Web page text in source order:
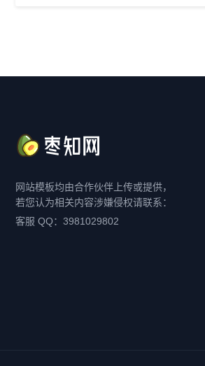
网站模板均由合作伙伴上传或提供，
若您认为相关内容涉嫌侵权请联系：
客服 QQ：3981029802